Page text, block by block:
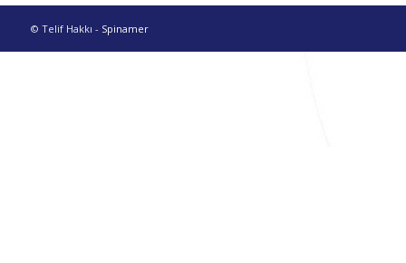
© Telif Hakkı - Spinamer